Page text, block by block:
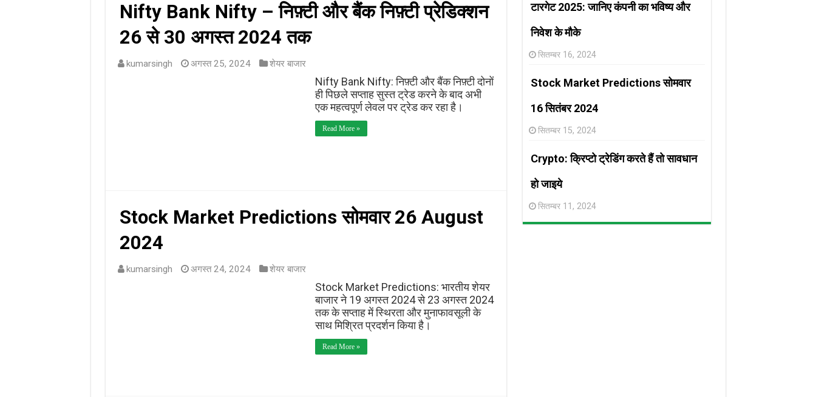
Nifty Bank Nifty – निफ़्टी और बैंक निफ़्टी प्रेडिक्शन
26 से 30 अगस्त 2024 तक
kumarsingh अगस्त 25, 2024 शेयर बाजार
Nifty Bank Nifty: निफ़्टी और बैंक निफ़्टी दोनों
ही पिछले सप्ताह सुस्त ट्रेड करने के बाद अभी
एक महत्वपूर्ण लेवल पर ट्रेड कर रहा है।
Read More »
Stock Market Predictions सोमवार 26 August
2024
kumarsingh अगस्त 24, 2024 शेयर बाजार
Stock Market Predictions: भारतीय शेयर
बाजार ने 19 अगस्त 2024 से 23 अगस्त 2024
तक के सप्ताह में स्थिरता और मुनाफावसूली के
साथ मिश्रित प्रदर्शन किया है।
Read More »
टारगेट 2025: जानिए कंपनी का भविष्य और
निवेश के मौके
सितम्बर 16, 2024
Stock Market Predictions सोमवार
16 सितंबर 2024
सितम्बर 15, 2024
Crypto: क्रिप्टो ट्रेडिंग करते हैं तो सावधान
हो जाइये
सितम्बर 11, 2024